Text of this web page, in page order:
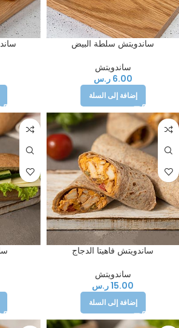
ساندويتش سلطة البيض
ساندويتش
6.00 ر.س
إضافة إلى السلة
ساندويتش فاهيتا الدجاج
ساندويتش
15.00ر.س
إضافة إلى السلة